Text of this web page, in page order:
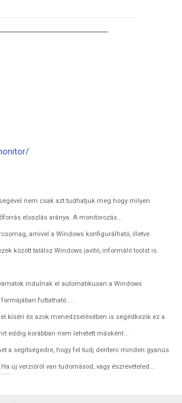
nem csak azt tudhatjuk meg hogy milyen
eloszlás aránya. A monitorozás...
amivel a Windows konfigurálható, illetve
között találsz Windows javító, informáló toolst is.
indulnak el automatikusan a Windows
futtatható....
kíséri és azok menedzselésében is segédkezik ez a
eddig korábban nem lehetett másként...
a segítségedre, hogy fel tudj deríteni minden gyanús
új verzióról van tudomásod, vagy észrevételed...